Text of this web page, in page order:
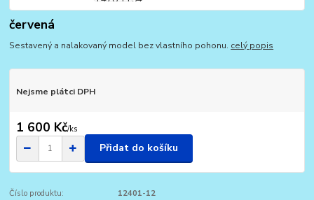
červená
Sestavený a nalakovaný model bez vlastního pohonu. celý popis
Nejsme plátci DPH
1 600 Kč/ks
Přidat do košíku
Číslo produktu: 12401-12